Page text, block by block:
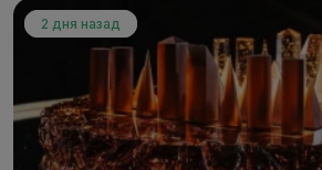
2 дня назад